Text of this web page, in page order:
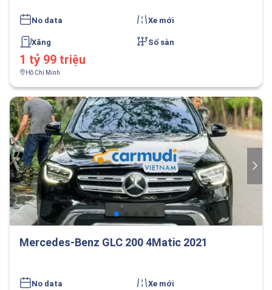
No data Xe mới
Xăng Số sàn
1 tỷ 99 triệu
Hồ Chí Minh
Mercedes-Benz GLC 200 4Matic 2021
No data Xe mới